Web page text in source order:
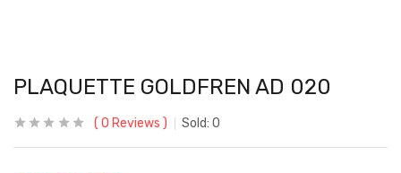
PLAQUETTE GOLDFREN AD 020
0 Reviews Sold: 0